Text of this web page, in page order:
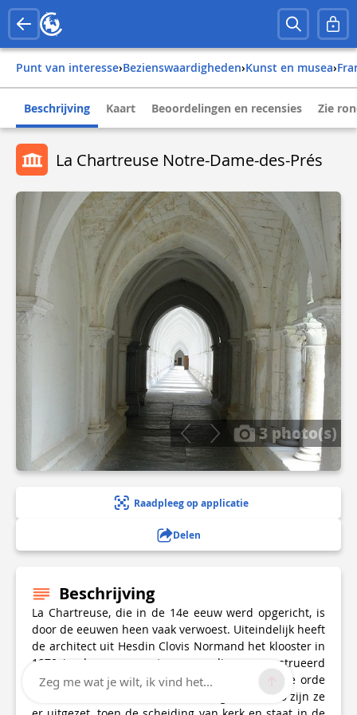
Punt van interesse› Bezienswaardigheden› Kunst en musea›
Beschrijving Kaart Beoordelingen en recensies Zie
La Chartreuse Notre-Dame-des-Prés
3 photo(s)
Raadpleeg op applicatie
Delen
Beschrijving
La Chartreuse, die in de 14e eeuw werd opgericht, is
door de eeuwen heen vaak verwoest. Uiteindelijk heeft
de architect uit Hesdin Clovis Normand het klooster in
1870 in de vorm van tegenwoordig gereconstrueerd
om er een gemeenschap van monniken van de orde
van de Kartuizers in onder te brengen. In 1905 zijn ze
Zeg me wat je wilt, ik vind het...